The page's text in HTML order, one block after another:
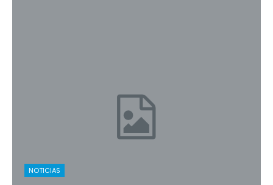
NOTICIAS